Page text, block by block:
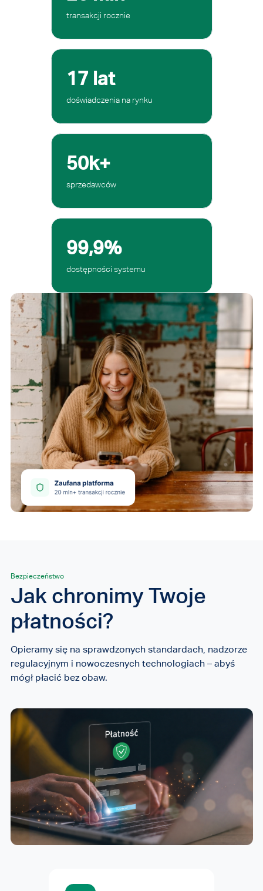
transakcji rocznie
17 lat
doświadczenia na rynku
50k+
sprzedawców
99,9%
dostępności systemu
Bezpieczeństwo
Jak chronimy Twoje
płatności?
Opieramy się na sprawdzonych standardach, nadzorze
regulacyjnym i nowoczesnych technologiach – abyś
mógł płacić bez obaw.